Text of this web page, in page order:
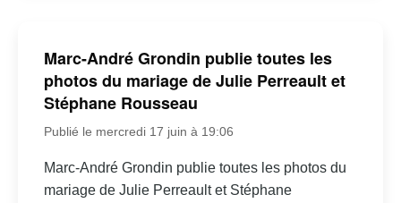
Marc-André Grondin publie toutes les
photos du mariage de Julie Perreault et
Stéphane Rousseau
Publié le mercredi 17 juin à 19:06
Marc-André Grondin publie toutes les photos du
mariage de Julie Perreault et Stéphane